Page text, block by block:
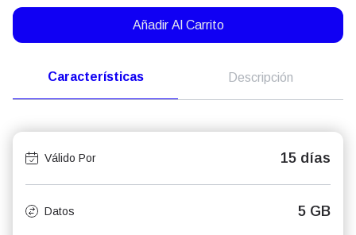
Añadir Al Carrito
Características Descripción
Válido Por 15 días
Datos 5 GB